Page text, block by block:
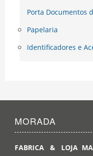
Porta Documentos
Papelaria
Identificadores e
MORADA
FABRICA & LOJA